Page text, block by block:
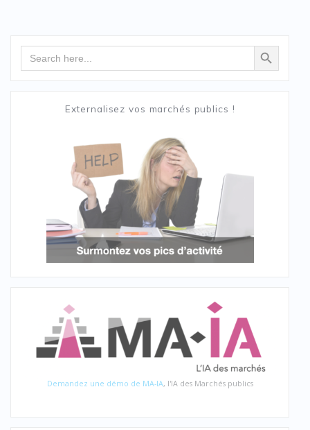
Search Search Button
Externalisez vos marchés publics !
Demandez une démo de MA-IA, l'IA des Marchés publics